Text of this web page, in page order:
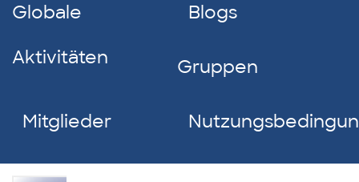
Globale
Aktivitäten
Blogs
Gruppen
Mitglieder